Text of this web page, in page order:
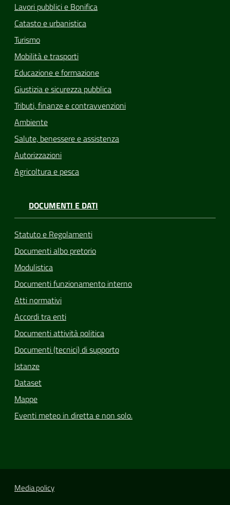
Lavori pubblici e Bonifica
Catasto e urbanistica
Turismo
Mobilità e trasporti
Educazione e formazione
Giustizia e sicurezza pubblica
Tributi, finanze e contravvenzioni
Ambiente
Salute, benessere e assistenza
Autorizzazioni
Agricoltura e pesca
DOCUMENTI E DATI
Statuto e Regolamenti
Documenti albo pretorio
Modulistica
Documenti funzionamento interno
Atti normativi
Accordi tra enti
Documenti attività politica
Documenti (tecnici) di supporto
Istanze
Dataset
Mappe
Eventi meteo in diretta e non solo.
Media policy